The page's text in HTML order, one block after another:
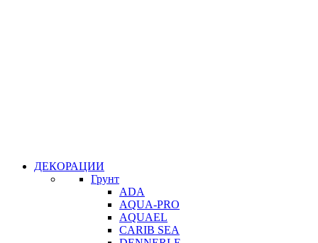
ДЕКОРАЦИИ
Грунт
ADA
AQUA-PRO
AQUAEL
CARIB SEA